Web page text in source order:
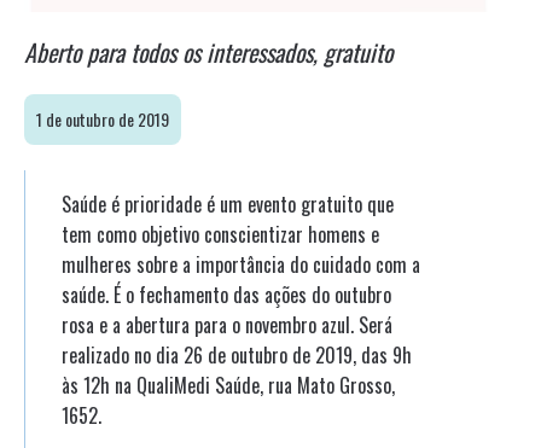
Aberto para todos os interessados, gratuito
1 de outubro de 2019
Saúde é prioridade é um evento gratuito que
tem como objetivo conscientizar homens e
mulheres sobre a importância do cuidado com a
saúde. É o fechamento das ações do outubro
rosa e a abertura para o novembro azul. Será
realizado no dia 26 de outubro de 2019, das 9h
às 12h na QualiMedi Saúde, rua Mato Grosso,
1652.